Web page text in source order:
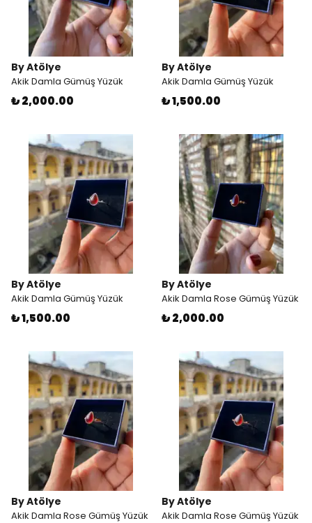
By Atölye
Akik Damla Gümüş Yüzük
₺ 2,000.00
By Atölye
Akik Damla Gümüş Yüzük
₺ 1,500.00
By Atölye
Akik Damla Gümüş Yüzük
₺ 1,500.00
By Atölye
Akik Damla Rose Gümüş Yüzük
₺ 2,000.00
By Atölye
Akik Damla Rose Gümüş Yüzük
By Atölye
Akik Damla Rose Gümüş Yüzük